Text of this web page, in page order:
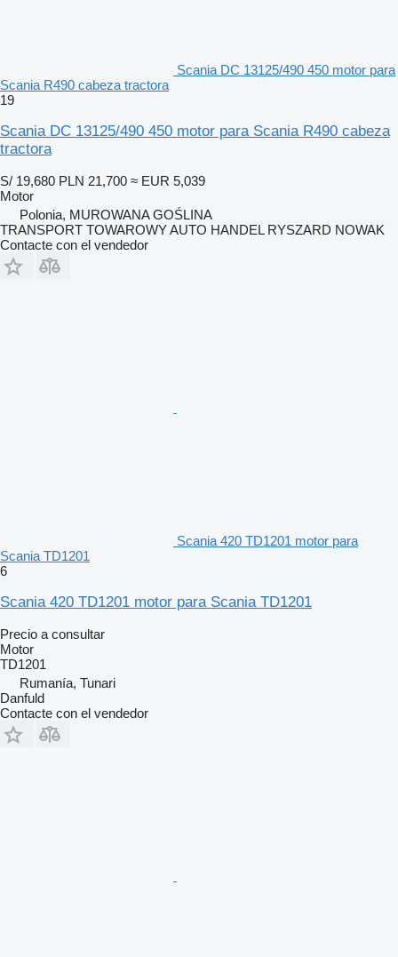
Scania DC 13125/490 450 motor para
Scania R490 cabeza tractora
19
Scania DC 13125/490 450 motor para Scania R490 cabeza
tractora
S/ 19,680 PLN 21,700 ≈ EUR 5,039
Motor
Polonia, MUROWANA GOŚLINA
TRANSPORT TOWAROWY AUTO HANDEL RYSZARD NOWAK
Contacte con el vendedor
Scania 420 TD1201 motor para
Scania TD1201
6
Scania 420 TD1201 motor para Scania TD1201
Precio a consultar
Motor
TD1201
Rumanía, Tunari
Danfuld
Contacte con el vendedor